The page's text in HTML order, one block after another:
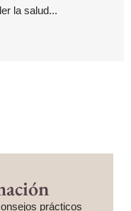
la salud...
prácticos